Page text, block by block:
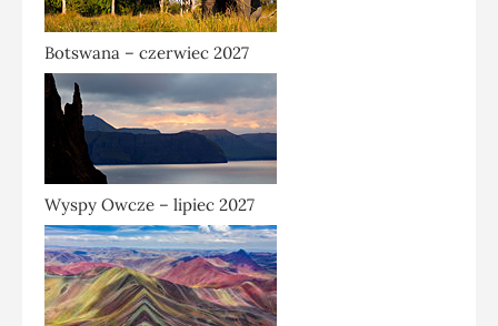
Botswana – czerwiec 2027
Wyspy Owcze – lipiec 2027